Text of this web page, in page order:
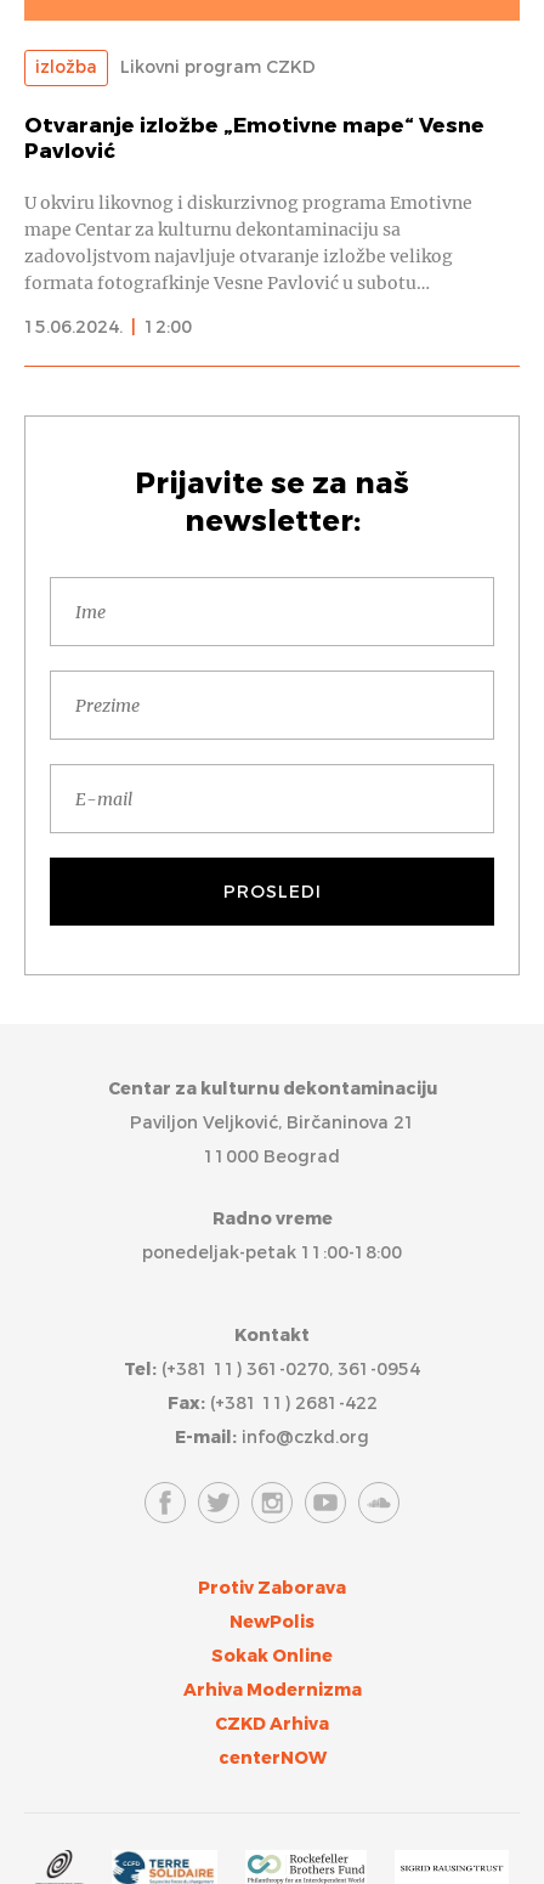
izložba Likovni program CZKD
Otvaranje izložbe „Emotivne mape“ Vesne
Pavlović
U okviru likovnog i diskurzivnog programa Emotivne
mape Centar za kulturnu dekontaminaciju sa
zadovoljstvom najavljuje otvaranje izložbe velikog
formata fotografkinje Vesne Pavlović u subotu…
15.06.2024.
12:00
Prijavite se za naš
newsletter:
Centar za kulturnu dekontaminaciju
Paviljon Veljković, Birčaninova 21
11000 Beograd
Radno vreme
ponedeljak-petak 11:00-18:00
Kontakt
Tel: (+381 11) 361-0270, 361-0954
Fax:(+381 11) 2681-422
E-mail: info@czkd.org
Protiv Zaborava
NewPolis
Sokak Online
Arhiva Modernizma
CZKD Arhiva
centerNOW